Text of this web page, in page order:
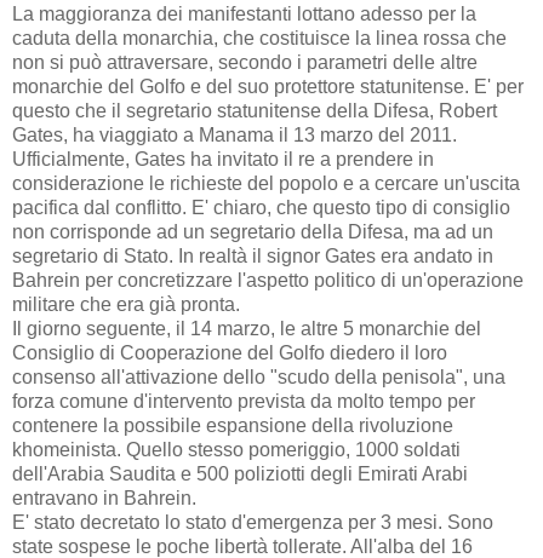
La maggioranza dei manifestanti lottano adesso per la
caduta della monarchia, che costituisce la linea rossa che
non si può attraversare, secondo i parametri delle altre
monarchie del Golfo e del suo protettore statunitense. E' per
questo che il segretario statunitense della Difesa, Robert
Gates, ha viaggiato a Manama il 13 marzo del 2011.
Ufficialmente, Gates ha invitato il re a prendere in
considerazione le richieste del popolo e a cercare un'uscita
pacifica dal conflitto. E' chiaro, che questo tipo di consiglio
non corrisponde ad un segretario della Difesa, ma ad un
segretario di Stato. In realtà il signor Gates era andato in
Bahrein per concretizzare l'aspetto politico di un'operazione
militare che era già pronta.
Il giorno seguente, il 14 marzo, le altre 5 monarchie del
Consiglio di Cooperazione del Golfo diedero il loro
consenso all'attivazione dello "scudo della penisola", una
forza comune d'intervento prevista da molto tempo per
contenere la possibile espansione della rivoluzione
khomeinista. Quello stesso pomeriggio, 1000 soldati
dell'Arabia Saudita e 500 poliziotti degli Emirati Arabi
entravano in Bahrein.
E' stato decretato lo stato d'emergenza per 3 mesi. Sono
state sospese le poche libertà tollerate. All'alba del 16